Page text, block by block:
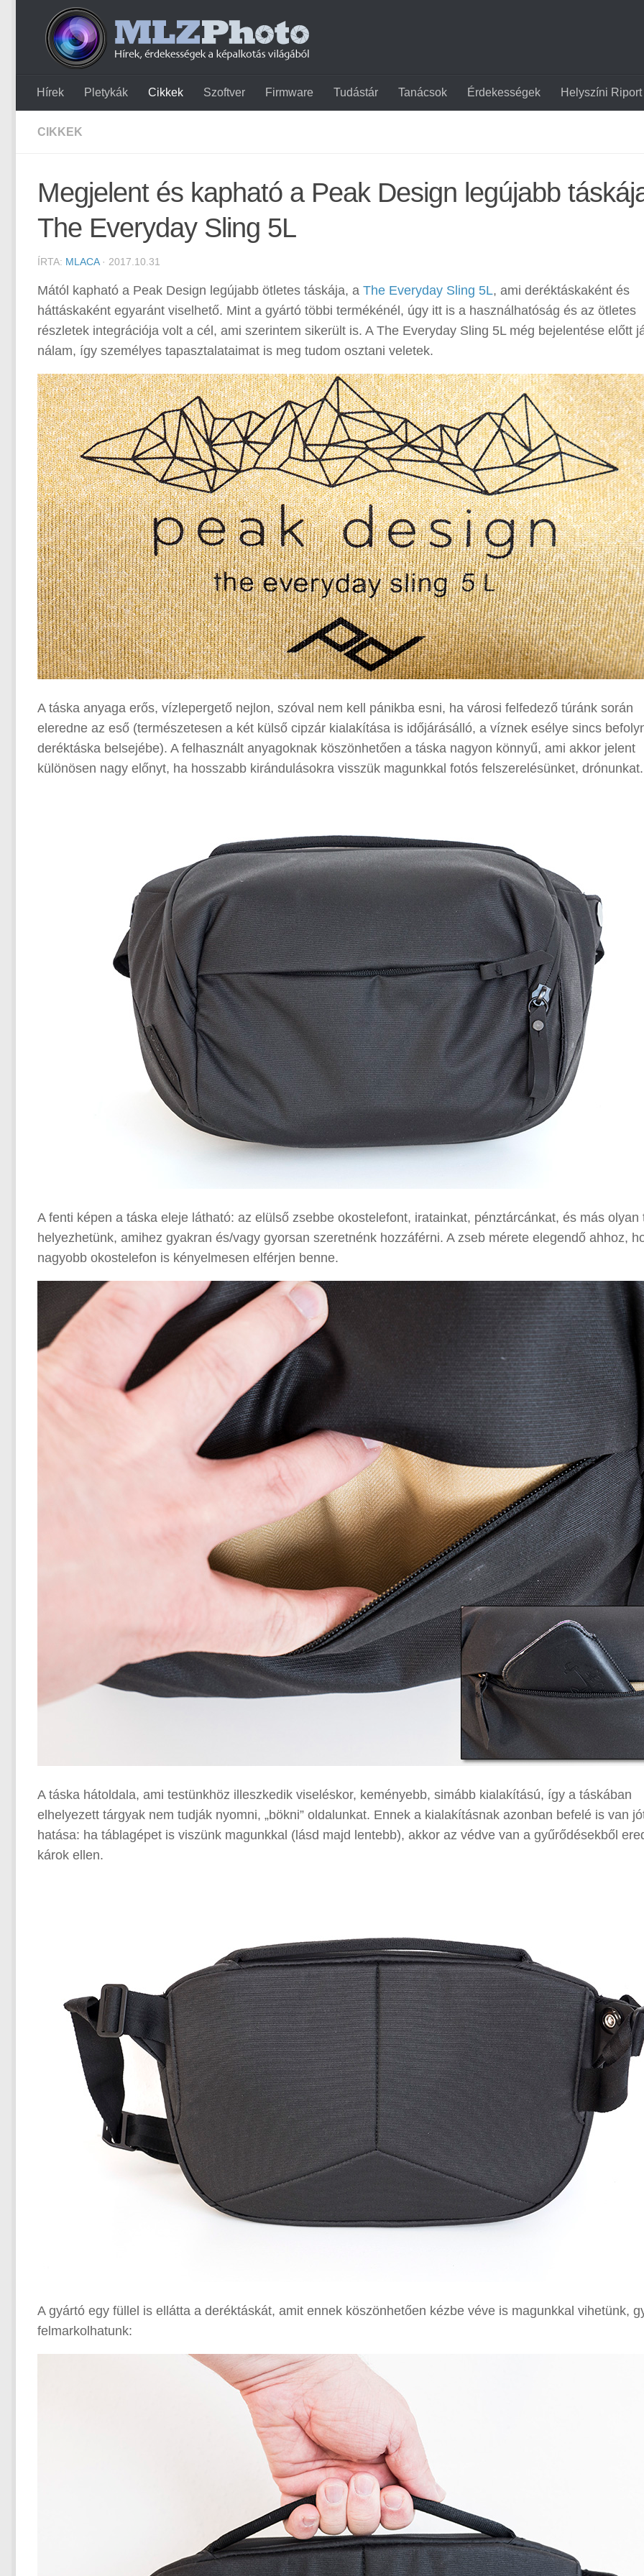
Hírek Pletykák Cikkek Szoftver Firmware Tudástár Tanácsok Érdekességek Helyszíni Riport
CIKKEK
Megjelent és kapható a Peak Design legújabb
The Everyday Sling 5L
ÍRTA: MLACA· 2017.10.31
Mától kapható a Peak Design legújabb ötletes táskája, a The Everyday Sling 5L, ami deréktáskaként és
háttáskaként egyaránt viselhető. Mint a gyártó többi termékénél, úgy itt is a használhatóság és az ötletes
részletek integrációja volt a cél, ami szerintem sikerült is. A The Everyday Sling 5L még bejelentése előtt
nálam, így személyes tapasztalataimat is meg tudom osztani veletek.
A táska anyaga erős, vízlepergető nejlon, szóval nem kell pánikba esni, ha városi felfedező túránk során
eleredne az eső (természetesen a két külső cipzár kialakítása is időjárásálló, a víznek esélye sincs
deréktáska belsejébe). A felhasznált anyagoknak köszönhetően a táska nagyon könnyű, ami akkor jelent
különösen nagy előnyt, ha hosszabb kirándulásokra visszük magunkkal fotós felszerelésünket, drónunkat.
A fenti képen a táska eleje látható: az elülső zsebbe okostelefont, iratainkat, pénztárcánkat, és más olyan
helyezhetünk, amihez gyakran és/vagy gyorsan szeretnénk hozzáférni. A zseb mérete elegendő ahhoz,
nagyobb okostelefon is kényelmesen elférjen benne.
A táska hátoldala, ami testünkhöz illeszkedik viseléskor, keményebb, simább kialakítású, így a táskában
elhelyezett tárgyak nem tudják nyomni, „bökni” oldalunkat. Ennek a kialakításnak azonban befelé is van
hatása: ha táblagépet is viszünk magunkkal (lásd majd lentebb), akkor az védve van a gyűrődésekből
károk ellen.
A gyártó egy füllel is ellátta a deréktáskát, amit ennek köszönhetően kézbe véve is magunkkal vihetünk,
felmarkolhatunk: